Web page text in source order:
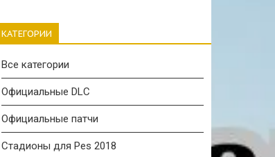
КАТЕГОРИИ
Все категории
Официальные DLC
Официальные патчи
Стадионы для Pes 2018